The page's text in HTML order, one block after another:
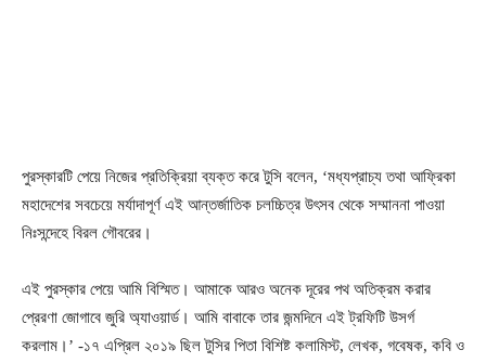
পুরস্কারটি পেয়ে নিজের প্রতিক্রিয়া ব্যক্ত করে টুসি বলেন, ‘মধ্যপ্রাচ্য তথা আফ্রিকা
মহাদেশের সবচেয়ে মর্যাদাপূর্ণ এই আন্তর্জাতিক চলচ্চিত্র উৎসব থেকে সম্মাননা পাওয়া
নিঃসন্দেহে বিরল গৌবরের।
এই পুরস্কার পেয়ে আমি বিস্মিত। আমাকে আরও অনেক দূরের পথ অতিক্রম করার
প্রেরণা জোগাবে জুরি অ্যাওয়ার্ড। আমি বাবাকে তার জন্মদিনে এই ট্রফিটি উসর্গ
করলাম।’ -১৭ এপ্রিল ২০১৯ ছিল টুসির পিতা বিশিষ্ট কলামিস্ট, লেখক, গবেষক, কবি ও